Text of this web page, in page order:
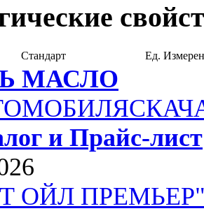
Cтандарт Ед.
МАСЛО
и Прайс-лист
ОЙЛ